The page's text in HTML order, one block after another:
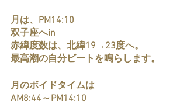
月は、PM14:10
双子座へin
赤緯度数は、北緯19→23度へ。
最高潮の自分ビートを鳴らします。
月のボイドタイムは
AM8:44～PM14:10